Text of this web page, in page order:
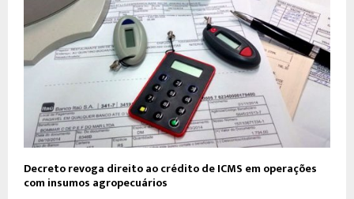
Decreto revoga direito ao crédito de ICMS em operações
com insumos agropecuários